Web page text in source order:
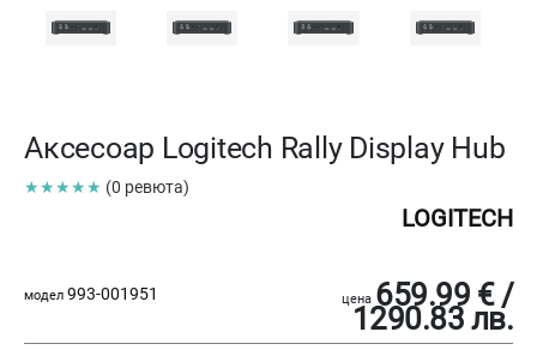
Аксесоар Logitech Rally Display Hub
★★★★★ (0 ревюта)
LOGITECH
модел 993-001951 цена 659.99 € /
1290.83 лв.